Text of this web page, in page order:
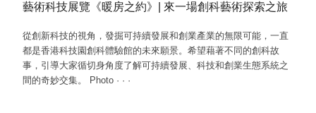
藝術科技展覽《暖房之約》| 來一場創科藝術探索之旅
從創新科技的視角，發掘可持續發展和創業產業的無限可能，一直
都是香港科技園創科體驗館的未來願景。希望藉著不同的創科故
事，引導大家循切身角度了解可持續發展、科技和創業生態系統之
間的奇妙交集。 Photo · · ·